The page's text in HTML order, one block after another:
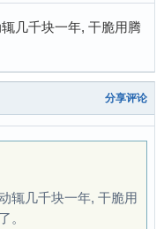
几千块一年, 干脆用腾
分享评论
辄几千块一年, 干脆用
。